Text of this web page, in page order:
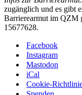
zugänglich und es gibt
Barrierearmut im QZM
15677628.
Facebook
Instagram
Mastodon
iCal
Cookie-